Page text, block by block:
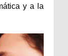
y a la